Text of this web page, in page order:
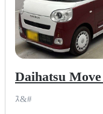
Daihatsu
ｽ&#